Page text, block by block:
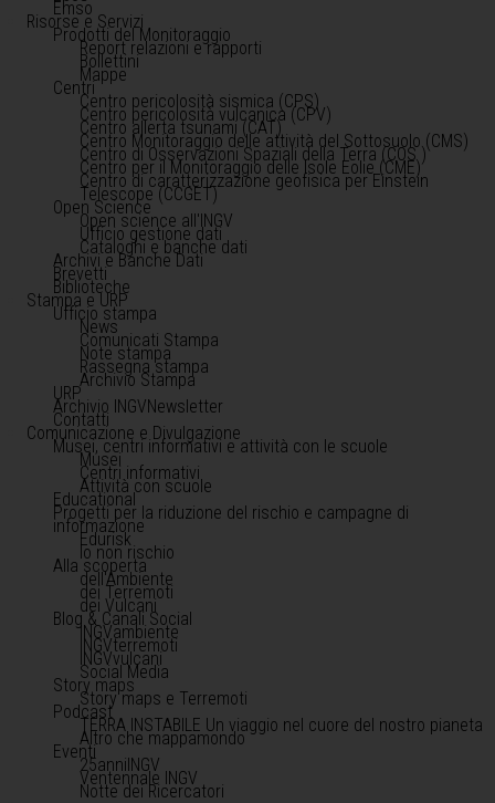
Emso
Risorse e Servizi
Prodotti del Monitoraggio
Report relazioni e rapporti
Bollettini
Mappe
Centri
Centro pericolosità sismica (CPS)
Centro pericolosità vulcanica (CPV)
Centro allerta tsunami (CAT)
Centro Monitoraggio delle attività del Sottosuolo (CMS)
Centro di Osservazioni Spaziali della Terra (COS )
Centro per il Monitoraggio delle Isole Eolie (CME)
Centro di caratterizzazione geofisica per Einstein
Telescope (CCGET)
Open Science
Open science all'INGV
Ufficio gestione dati
Cataloghi e banche dati
Archivi e Banche Dati
Brevetti
Biblioteche
Stampa e URP
Ufficio stampa
News
Comunicati Stampa
Note stampa
Rassegna stampa
Archivio Stampa
URP
Archivio INGVNewsletter
Contatti
Comunicazione e Divulgazione
Musei, centri informativi e attività con le scuole
Musei
Centri informativi
Attività con scuole
Educational
Progetti per la riduzione del rischio e campagne di
informazione
Edurisk
Io non rischio
Alla scoperta
dell'Ambiente
dei Terremoti
dei Vulcani
Blog & Canali Social
INGVambiente
INGVterremoti
INGVvulcani
Social Media
Story maps
Story maps e Terremoti
Podcast
TERRA INSTABILE Un viaggio nel cuore del nostro pianeta
Altro che mappamondo
Eventi
25anniINGV
Ventennale INGV
Notte dei Ricercatori